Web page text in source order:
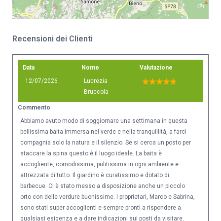
Recensioni dei Clienti
Data
12/07/2026
Nome
Lucrezia
Bruccola
Valutazione
Commento
Abbiamo avuto modo di soggiornare una settimana in questa
bellissima baita immersa nel verde e nella tranquillità, a farci
compagnia solo la natura e il silenzio. Se si cerca un posto per
staccare la spina questo è il luogo ideale. La baita è
accogliente, comodissima, pulitissima in ogni ambiente e
attrezzata di tutto. Il giardino è curatissimo e dotato di
barbecue. Ci è stato messo a disposizione anche un piccolo
orto con delle verdure buonissime. I proprietari, Marco e Sabrina,
sono stati super accoglienti e sempre pronti a rispondere a
qualsiasi esigenza e a dare indicazioni sui posti da visitare.